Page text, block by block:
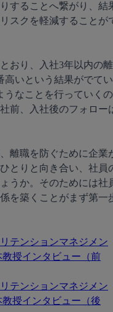
することへ繋がり、結
スクを軽減することが
おり、入社3年以内の離
高いという結果がでてい
うなことを行っていくの
前、入社後のフォロー
離職を防ぐために企業
とりと向き合い、社員
うか。そのためには社
を築くことがまず第一
テンションマネジメン
教授インタビュー（前
テンションマネジメン
授インタビュー（後